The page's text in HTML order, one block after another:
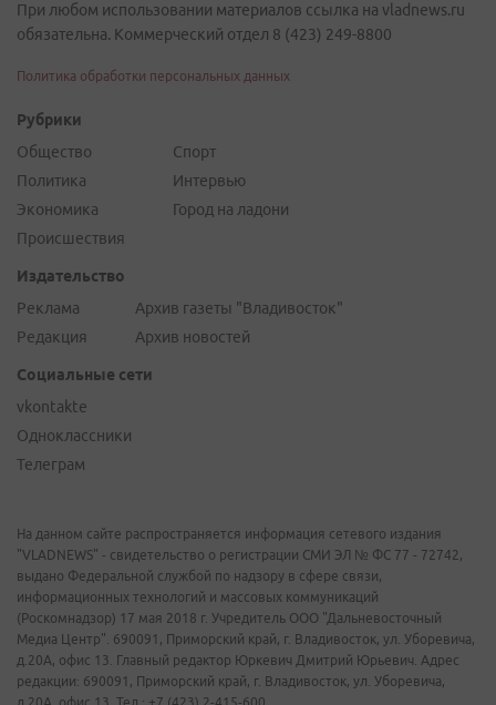
При любом использовании материалов ссылка на vladnews.ru
обязательна. Коммерческий отдел 8 (423) 249-8800
Политика обработки персональных данных
Рубрики
Общество
Политика
Экономика
Происшествия
Спорт
Интервью
Город на ладони
Издательство
Реклама
Редакция
Архив газеты "Владивосток"
Архив новостей
Социальные сети
vkontakte
Одноклассники
Телеграм
На данном сайте распространяется информация сетевого издания
"VLADNEWS" - свидетельство о регистрации СМИ ЭЛ № ФС 77 - 72742,
выдано Федеральной службой по надзору в сфере связи,
информационных технологий и массовых коммуникаций
(Роскомнадзор) 17 мая 2018 г. Учредитель ООО "Дальневосточный
Медиа Центр". 690091, Приморский край, г. Владивосток, ул. Уборевича,
д.20А, офис 13. Главный редактор Юркевич Дмитрий Юрьевич. Адрес
редакции: 690091, Приморский край, г. Владивосток, ул. Уборевича,